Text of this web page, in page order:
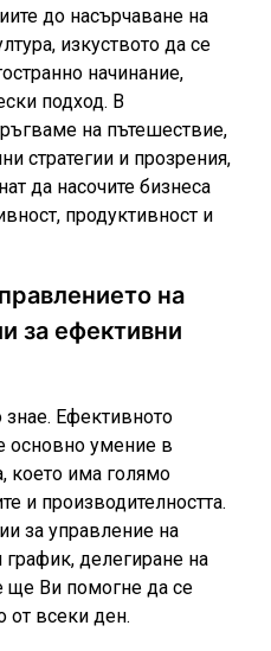
до насърчаване на
изкуството да се
начинание,
подход. В
на пътешествие,
стратегии и прозрения,
да насочите бизнеса
продуктивност и
на
за ефективни
Ефективното
основно умение в
което има голямо
и производителността.
за управление на
делегиране на
ще Ви помогне да се
от всеки ден.